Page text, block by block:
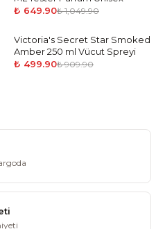
₺ 649.90₺ 1,049.90
-45%
Victoria's Secret Star Smoked
Amber 250 ml Vücut Spreyi
₺ 499.90₺ 909.90